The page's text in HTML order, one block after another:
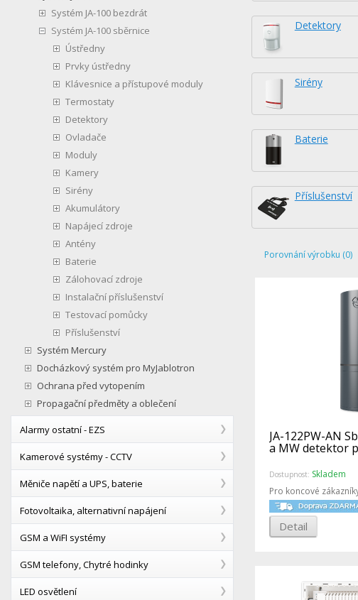
Systém JA-100 bezdrát
Systém JA-100 sběrnice
Ústředny
Prvky ústředny
Klávesnice a přístupové moduly
Termostaty
Detektory
Ovladače
Moduly
Kamery
Sirény
Akumulátory
Napájecí zdroje
Antény
Baterie
Zálohovací zdroje
Instalační příslušenství
Testovací pomůcky
Příslušenství
Systém Mercury
Docházkový systém pro MyJablotron
Ochrana před vytopením
Propagační předměty a oblečení
Alarmy ostatní - EZS
Kamerové systémy - CCTV
Měniče napětí a UPS, baterie
Fotovoltaika, alternativní napájení
GSM a WiFI systémy
GSM telefony, Chytré hodinky
LED osvětlení
Detektory
Sirény
Baterie
Příslušenství
Porovnání výrobku (0)
JA-122PW-AN
a MW detektor
Dostupnost: Skladem
Pro koncové
Detail